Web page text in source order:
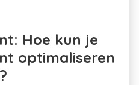
Hoe kun je
optimaliseren